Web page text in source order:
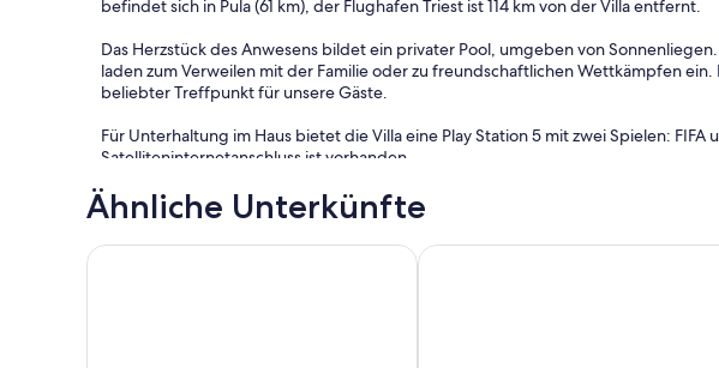
befindet sich in Pula (61 km), der Flughafen Triest ist 114 km von der Villa entfernt.
Das Herzstück des Anwesens bildet ein privater Pool, umgeben von
laden zum Verweilen mit der Familie oder zu freundschaftlichen Wettkämpfen
beliebter Treffpunkt für unsere Gäste.
Für Unterhaltung im Haus bietet die Villa eine Play Station 5 mit zwei Spielen: FIFA
Satelliteninternetanschluss ist vorhanden.
Die Villa Artist verfügt über 4 Schlafzimmer und 5 Badezimmer. Im Erdgeschoss
voll ausgestattete Küche, ein Badezimmer und ein Schlafzimmer mit Doppelbett
Obergeschoss befinden sich drei weitere Schlafzimmer: zwei mit Doppelbetten
zwei Einzelbetten. Alle Schlafzimmer sind mit Fernsehern und Moskitonetzen an
Ähnliche Unterkünfte
Fantastische Pool-Villa 9 km von Poreč entferntAmazing home in Rovinjsko Selo